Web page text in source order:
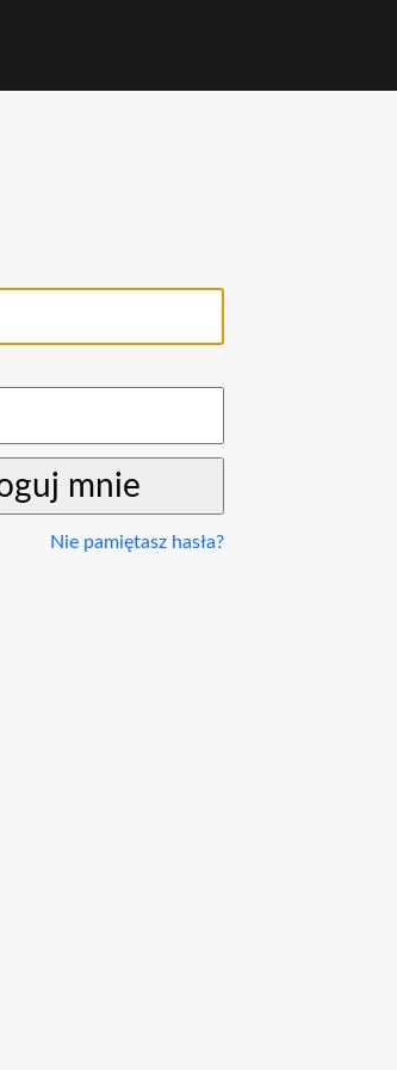
Nie pamiętasz hasła?